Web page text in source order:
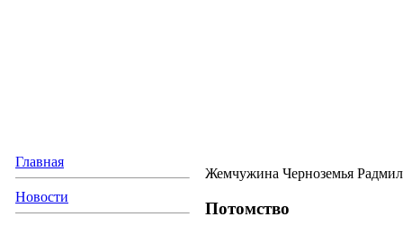
Главная
Новости
Жемчужина Черноземья
Потомство